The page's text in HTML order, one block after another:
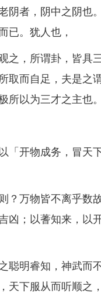
阴者，阴中之阴也
已。犹人也，
，所谓卦，皆具
取而自足，夫是之
所以为三才之主也。
开物成务，冒天
万物皆不离乎数
凶；以蓍知来，以
明睿知，神武而
天下服从而听顺之